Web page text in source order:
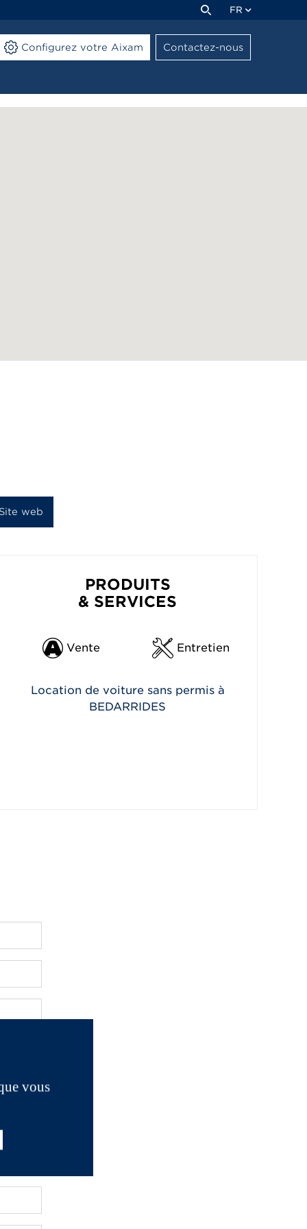
FR
Configurez votre Aixam Contactez-nous
Site web
PRODUITS
& SERVICES
Vente Entretien
Location de voiture sans permis à
BEDARRIDES
vous